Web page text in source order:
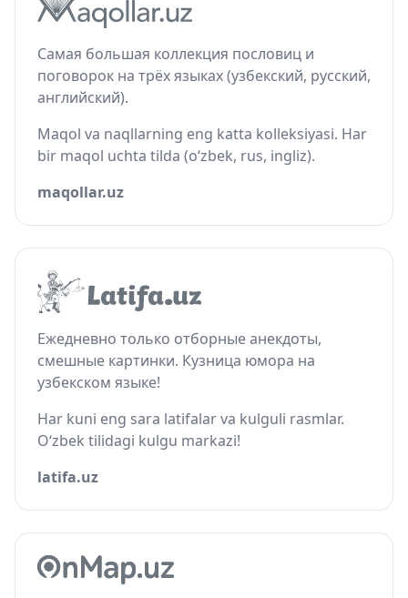
Самая большая коллекция пословиц и
поговорок на трёх языках (узбекский, русский,
английский).
Maqol va naqllarning eng katta kolleksiyasi. Har
bir maqol uchta tilda (o‘zbek, rus, ingliz).
maqollar.uz
Ежедневно только отборные анекдоты,
смешные картинки. Кузница юмора на
узбекском языке!
Har kuni eng sara latifalar va kulguli rasmlar.
O‘zbek tilidagi kulgu markazi!
latifa.uz